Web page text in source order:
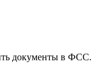
документы в ФСС.